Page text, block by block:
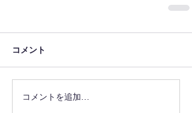
コメント
コメントを追加…